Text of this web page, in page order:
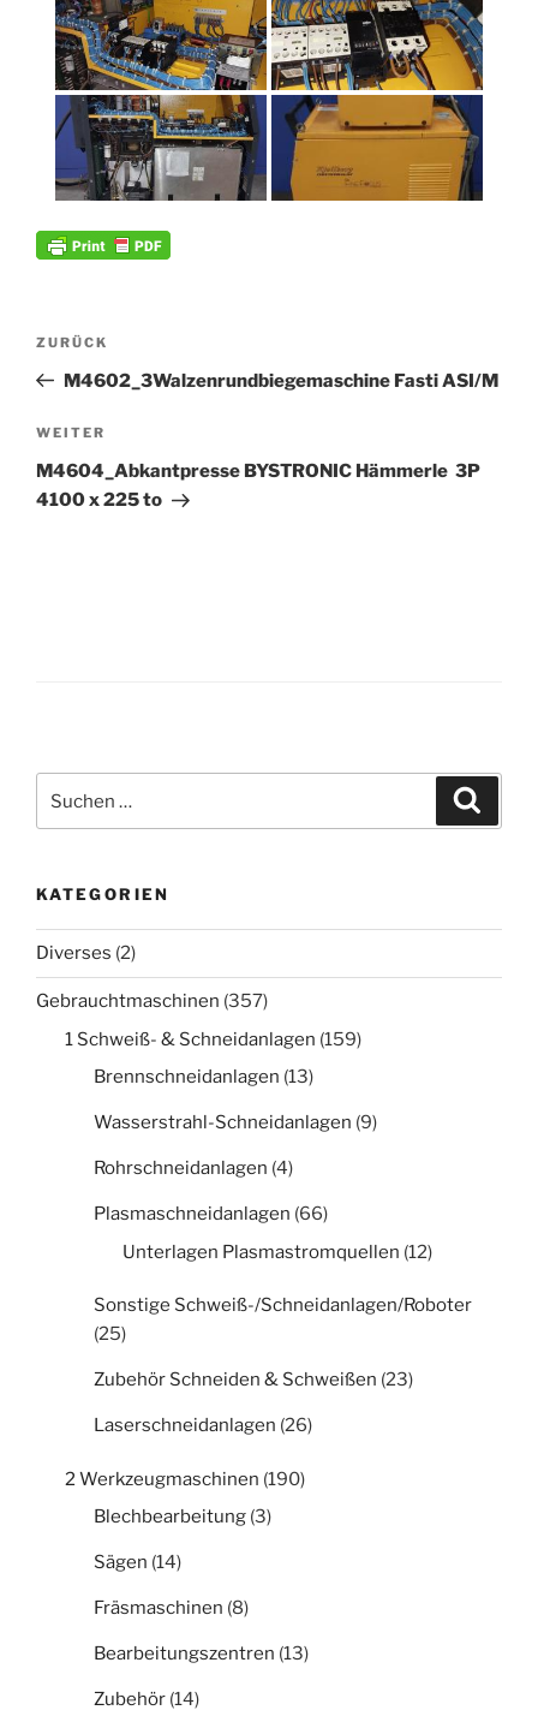
Beitrags-
Vorheriger
Beitrag
ZURÜCK
M4602_3Walzenrundbiegemaschine Fasti ASI/M
Nächster
Beitrag
WEITER
M4604_Abkantpresse BYSTRONIC Hämmerle 3P
4100 x 225 to
nach:
KATEGORIEN
Diverses (2)
Gebrauchtmaschinen (357)
1 Schweiß- & Schneidanlagen (159)
Brennschneidanlagen (13)
Wasserstrahl-Schneidanlagen (9)
Rohrschneidanlagen (4)
Plasmaschneidanlagen (66)
Unterlagen Plasmastromquellen (12)
Sonstige Schweiß-/Schneidanlagen/Roboter
(25)
Zubehör Schneiden & Schweißen (23)
Laserschneidanlagen (26)
2 Werkzeugmaschinen (190)
Blechbearbeitung (3)
Sägen (14)
Fräsmaschinen (8)
Bearbeitungszentren (13)
Zubehör (14)